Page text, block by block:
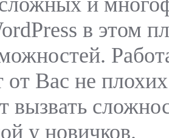
в этом
от Вас не
вызвать
у новичков.